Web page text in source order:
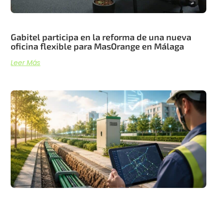
Gabitel participa en la reforma de una nueva
oficina flexible para MasOrange en Málaga
Leer Más